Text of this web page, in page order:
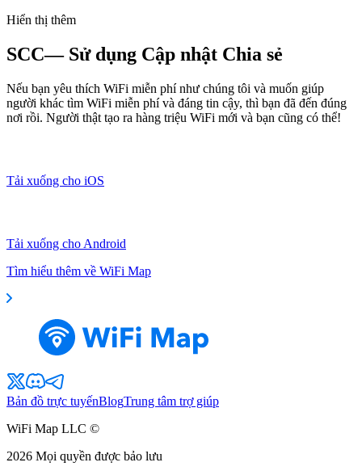
Hiển thị thêm
SCC— Sử dụng Cập nhật Chia sẻ
Nếu bạn yêu thích WiFi miễn phí như chúng tôi và muốn giúp
người khác tìm WiFi miễn phí và đáng tin cậy, thì bạn đã đến đúng
nơi rồi. Người thật tạo ra hàng triệu WiFi mới và bạn cũng có thể!
Tải xuống cho iOS
Tải xuống cho Android
Tìm hiểu thêm về WiFi Map
Bản đồ trực tuyếnBlogTrung tâm trợ giúp
WiFi Map LLC ©
2026 Mọi quyền được bảo lưu